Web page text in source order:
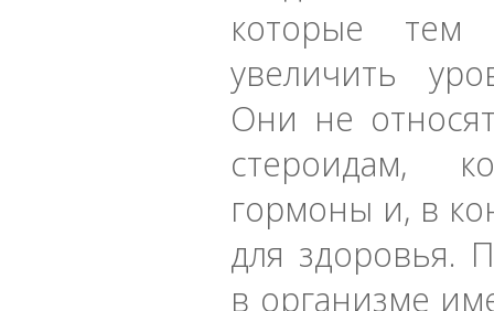
которые
увеличить
Они не
стероидам,
гормоны и, в
для здоровья.
в организме